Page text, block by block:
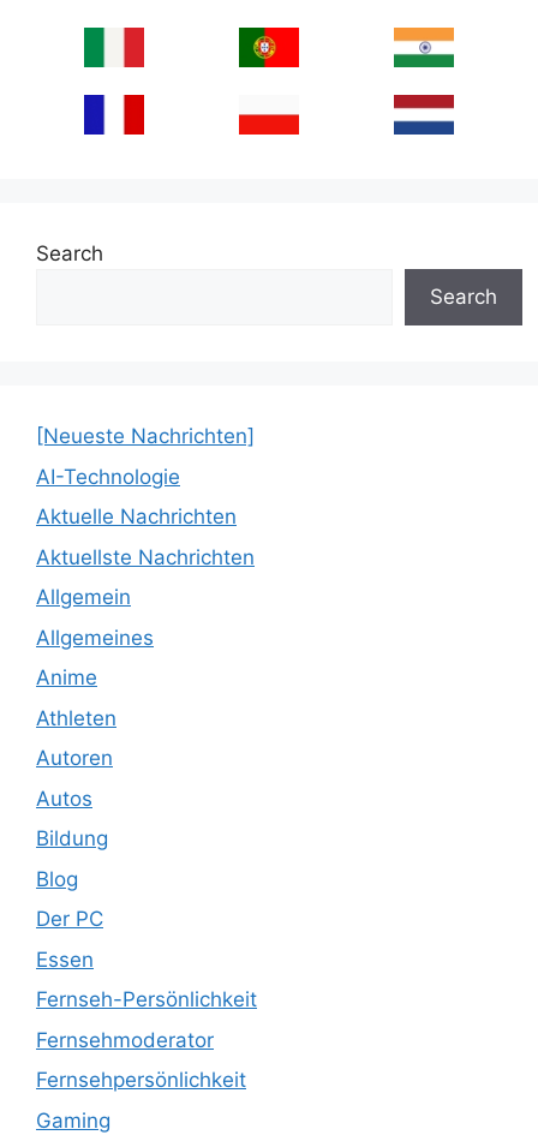
Search
Search
[Neueste Nachrichten]
AI-Technologie
Aktuelle Nachrichten
Aktuellste Nachrichten
Allgemein
Allgemeines
Anime
Athleten
Autoren
Autos
Bildung
Blog
Der PC
Essen
Fernseh-Persönlichkeit
Fernsehmoderator
Fernsehpersönlichkeit
Gaming